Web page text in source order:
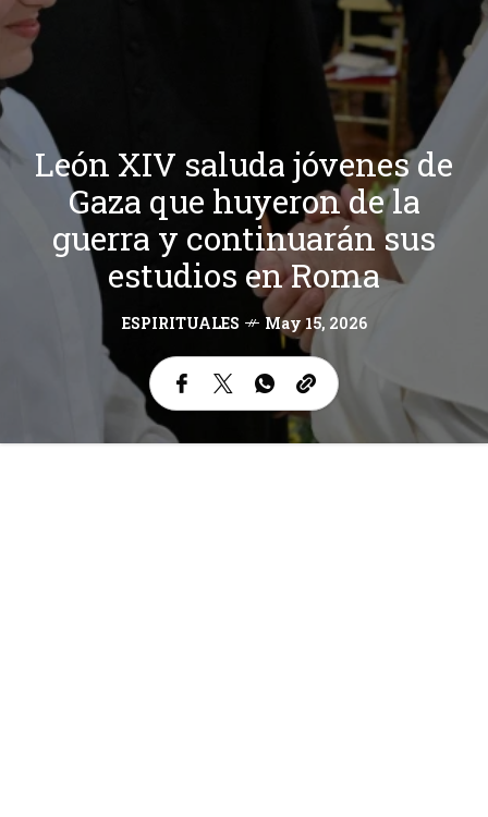
León XIV saluda jóvenes de
Gaza que huyeron de la
guerra y continuarán sus
estudios en Roma
ESPIRITUALES May 15, 2026